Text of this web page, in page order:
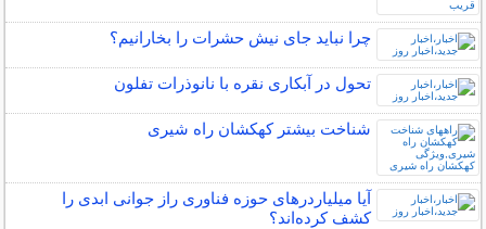
چرا نباید جای نیش حشرات را بخارانیم؟
تحول در آبکاری نقره با نانوذرات تفلون
شناخت بیشتر کهکشان راه شیری
آیا میلیاردرهای حوزه فناوری راز جوانی ابدی را
کشف کرده‌اند؟